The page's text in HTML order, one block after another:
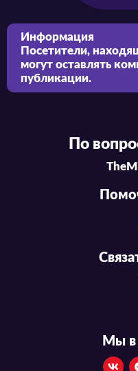
Информация
Посетители,
могут оставлять
публикации.
По
Мы в